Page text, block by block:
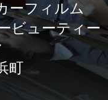
ーフィルム
ビューティー
町